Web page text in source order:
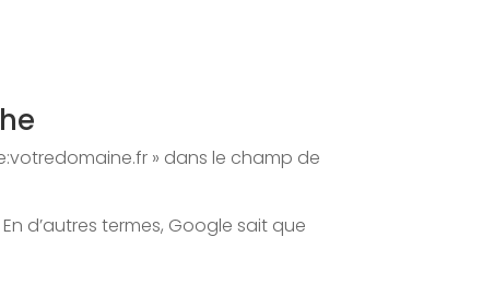
» dans le champ de
d’autres termes, Google sait que